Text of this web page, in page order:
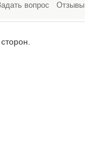
вопрос Отзывы